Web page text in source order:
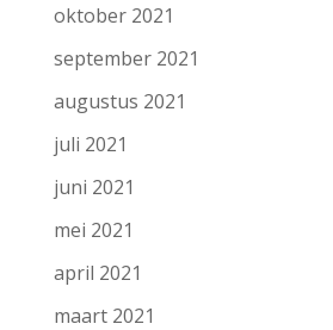
oktober 2021
september 2021
augustus 2021
juli 2021
juni 2021
mei 2021
april 2021
maart 2021